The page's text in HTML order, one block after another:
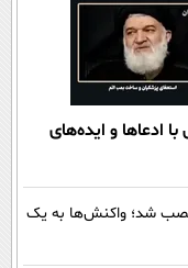
ادعاها و ایده‌های
نصب شد؛ واکنش‌ها به یک